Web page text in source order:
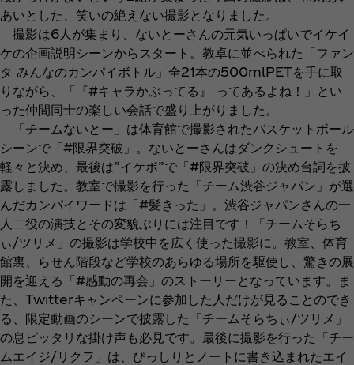
あいとした、笑いの絶えない撮影となりました。
撮影は6人が集まり、ないとーさんの元気いっぱいでイケイ
ケの企画説明シーンからスタート。教卓に並べられた「ファン
タ みんなのカンパイボトル」全21本の500mlPETを手に取
りながら、「『#キャラかぶってる』 ってあるよね！」とい
った仲間同士の楽しい会話で盛り上がりました。
「チームないとー」は体育館で撮影されたバスケットボール
シーンで「#限界突破」。ないとーさんはダンクシュートを
軽々と決め、最後は”イケボ”で「#限界突破」の決め台詞を披
露しました。教室で撮影を行った「チーム渋谷ジャパン」が選
んだカンパイワードは「#髪きった」。渋谷ジャパンさんの一
人二役の演技とその変貌ぶりには注目です！「チームそらち
ぃ/ツリメ」の撮影は学校中を広く使った撮影に。教室、体育
館裏、らせん階段など学校のあらゆる場所を駆使し、驚きの展
開を迎える「#感動の再会」のストーリーとなっています。ま
た、Twitterキャンペーンに参加した人だけが見ることのでき
る、限定動画のシーンで披露した「チームそらちぃ/ツリメ」
の息ピッタリな掛け声も必見です。最後に撮影を行った「チー
ムエイジ/リクヲ」は、びっしりとノートに書き込まれたエイ